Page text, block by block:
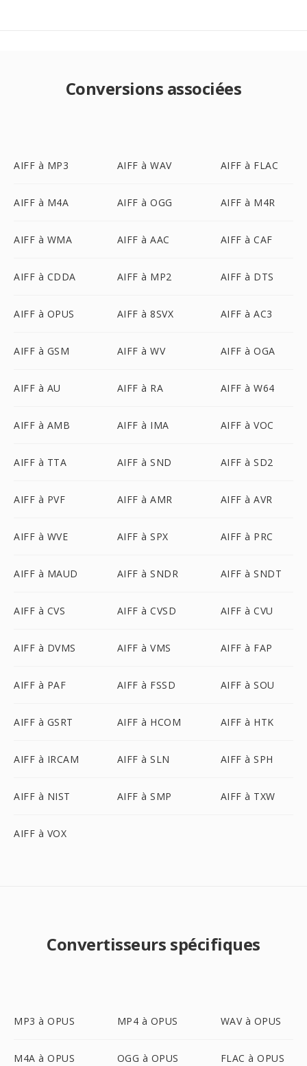
Conversions associées
AIFF à MP3 AIFF à WAV AIFF à FLAC
AIFF à M4A AIFF à OGG AIFF à M4R
AIFF à WMA AIFF à AAC AIFF à CAF
AIFF à CDDA AIFF à MP2 AIFF à DTS
AIFF à OPUS AIFF à 8SVX AIFF à AC3
AIFF à GSM AIFF à WV AIFF à OGA
AIFF à AU AIFF à RA AIFF à W64
AIFF à AMB AIFF à IMA AIFF à VOC
AIFF à TTA AIFF à SND AIFF à SD2
AIFF à PVF AIFF à AMR AIFF à AVR
AIFF à WVE AIFF à SPX AIFF à PRC
AIFF à MAUD AIFF à SNDR AIFF à SNDT
AIFF à CVS AIFF à CVSD AIFF à CVU
AIFF à DVMS AIFF à VMS AIFF à FAP
AIFF à PAF AIFF à FSSD AIFF à SOU
AIFF à GSRT AIFF à HCOM AIFF à HTK
AIFF à IRCAM AIFF à SLN AIFF à SPH
AIFF à NIST AIFF à SMP AIFF à TXW
AIFF à VOX
Convertisseurs spécifiques
MP3 à OPUS MP4 à OPUS WAV à OPUS
M4A à OPUS OGG à OPUS FLAC à OPUS